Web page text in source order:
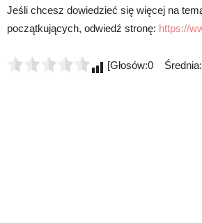
Jeśli chcesz dowiedzieć się więcej na
początkujących, odwiedź stronę: https://
[Głosów:0